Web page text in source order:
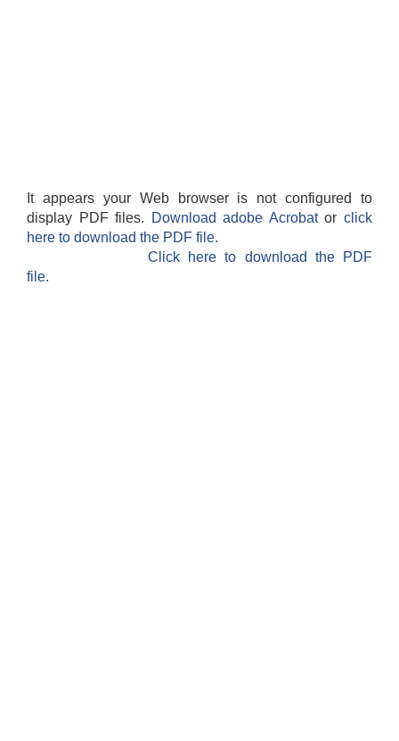
It appears your Web browser is not configured to
display PDF files.
Download adobe Acrobatorclick
here to download the PDF file.
Click here to download the PDF
file.